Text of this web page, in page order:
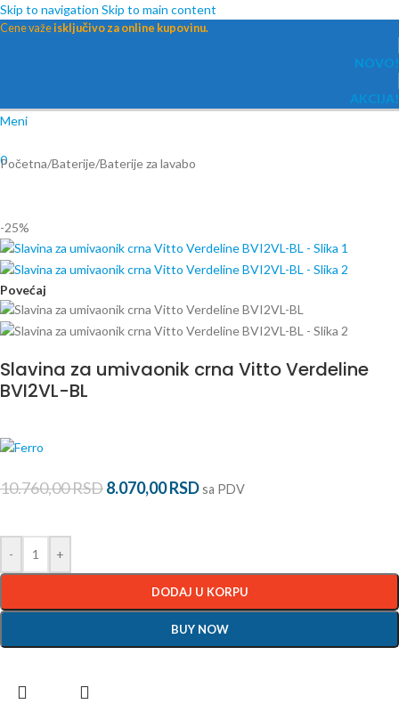
Skip to navigation Skip to main content
Cene važeisključivo za online kupovinu.
NOVO!
AKCIJA!
Meni
0
Početna/Baterije/Baterije za lavabo
-25%
Povećaj
Slavina za umivaonik crna Vitto Verdeline
BVI2VL-BL
10.760,00RSD8.070,00RSDsa PDV
- +
DODAJ U KORPU
BUY NOW